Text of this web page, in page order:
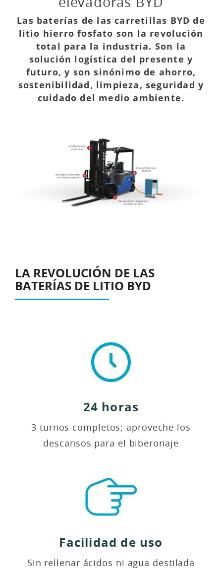
Las baterías de las carretillas BYD de
litio hierro fosfato son la revolución
total para la industria. Son la
solución logística del presente y
futuro, y son sinónimo de ahorro,
sostenibilidad, limpieza, seguridad y
cuidado del medio ambiente.
LA REVOLUCIÓN DE LAS
BATERÍAS DE LITIO BYD
24 horas
3 turnos completos; aproveche los
descansos para el biberonaje
Facilidad de uso
Sin rellenar ácidos ni agua destilada